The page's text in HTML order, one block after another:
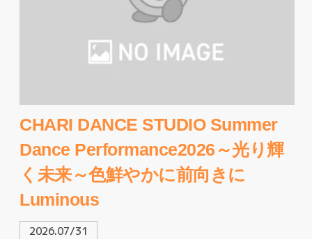
CHARI DANCE STUDIO Summer
Dance Performance2026～光り輝
く未来～色鮮やかに前向きに
Luminous
2026.07/31